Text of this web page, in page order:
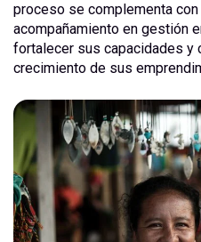
proceso se complementa
acompañamiento en gestión
fortalecer sus capacidades y
crecimiento de sus